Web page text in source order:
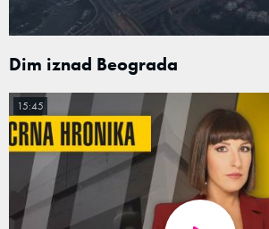
Dim iznad Beograda
15:45